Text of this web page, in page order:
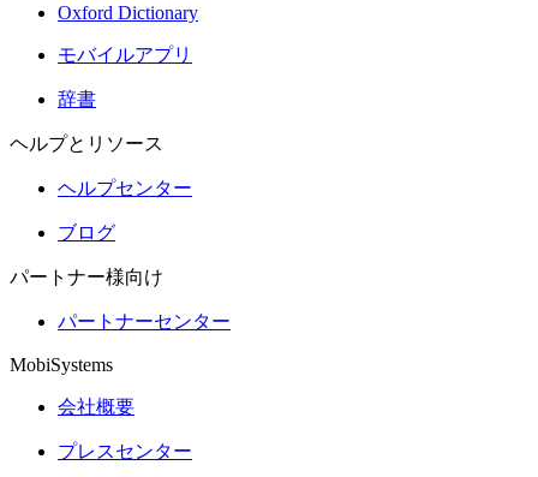
Oxford Dictionary
モバイルアプリ
辞書
ヘルプとリソース
ヘルプセンター
ブログ
パートナー様向け
パートナーセンター
MobiSystems
会社概要
プレスセンター